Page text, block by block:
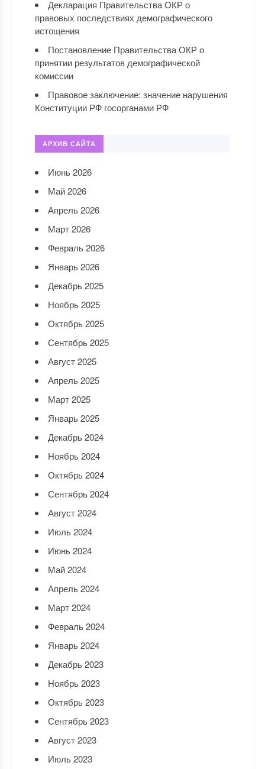
Декларация Правительства ОКР о
правовых последствиях демографического
истощения
Постановление Правительства ОКР о
принятии результатов демографической
комиссии
Правовое заключение: значение нарушения
Конституции РФ госорганами РФ
АРХИВ САЙТА
Июнь 2026
Май 2026
Апрель 2026
Март 2026
Февраль 2026
Январь 2026
Декабрь 2025
Ноябрь 2025
Октябрь 2025
Сентябрь 2025
Август 2025
Апрель 2025
Март 2025
Январь 2025
Декабрь 2024
Ноябрь 2024
Октябрь 2024
Сентябрь 2024
Август 2024
Июль 2024
Июнь 2024
Май 2024
Апрель 2024
Март 2024
Февраль 2024
Январь 2024
Декабрь 2023
Ноябрь 2023
Октябрь 2023
Сентябрь 2023
Август 2023
Июль 2023